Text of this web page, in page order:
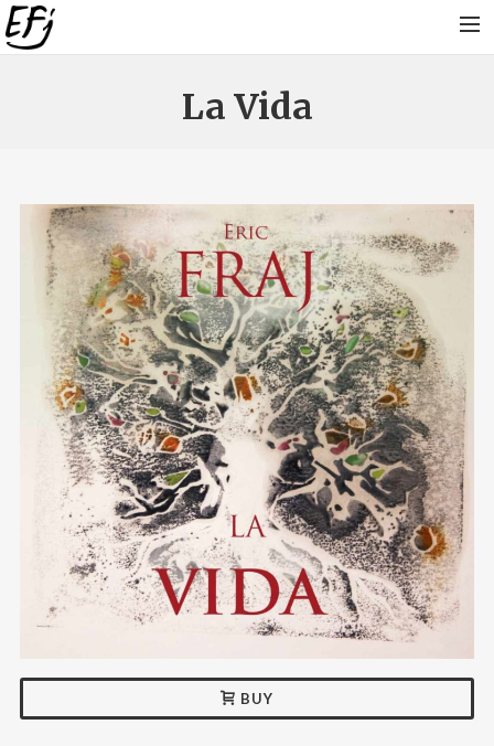
DISCOGRAFIA
ESCOTAR
PROJÈCTES ACTUALS
VIDÈOS
FÒTOS
CONTES FILOSOFICS
BLÒGUE
DATAS VENENTAS
ACTUALITATS
CONTACTE
FRANÇAIS
SEARCH
La Vida
BUY